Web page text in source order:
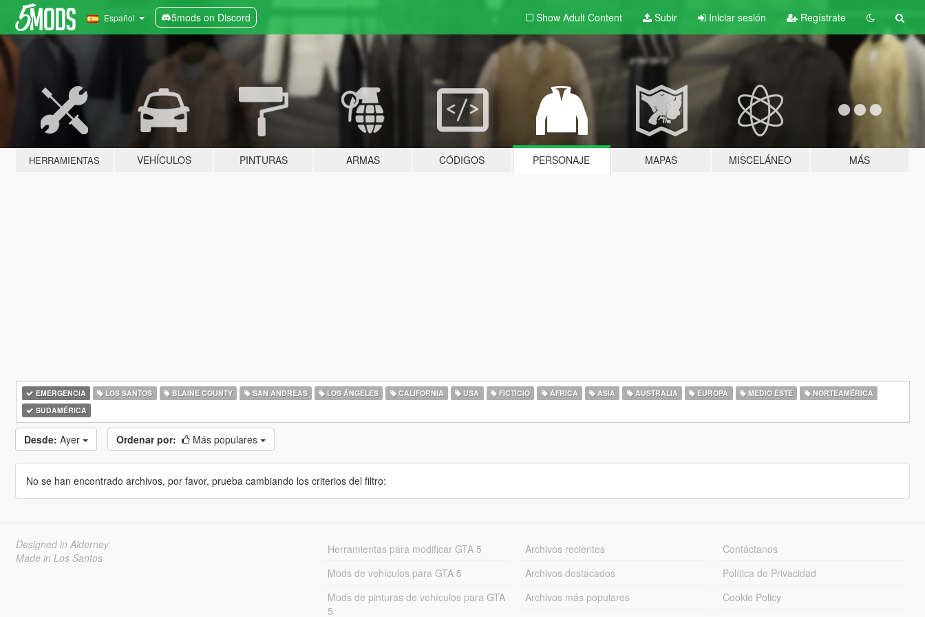
Español 5mods on Discord Show Adult Content Subir Iniciar sesión Regístrate
HERRAMIENTAS VEHÍCULOS PINTURAS ARMAS CÓDIGOS PERSONAJE MAPAS MISCELÁNEO MÁS
EMERGENCIA LOS SANTOS BLAINE COUNTY SAN ANDREAS LOS ÁNGELES CALIFORNIA USA FICTICIO ÁFRICA ASIA AUSTRALIA EUROPA MEDIO ESTE
NORTEAMÉRICA
SUDAMÉRICA
Desde: Ayer Ordenar por: Más populares
No se han encontrado archivos, por favor, prueba cambiando los criterios del filtro:
Designed in Alderney
Made in Los Santos
Herramientas para modificar GTA 5
Mods de vehículos para GTA 5
Mods de pinturas de vehículos para GTA
5
Archivos recientes
Archivos destacados
Archivos más populares
Contáctanos
Política de Privacidad
Cookie Policy